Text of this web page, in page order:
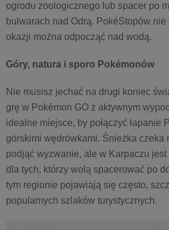
ogrodu zoologicznego lub spacer po
bulwarach nad Odrą. PokéStopów
okazji można odpocząć nad wodą.
Góry, natura i sporo Pokémonów
Nie musisz jechać na drugi koniec
grę w Pokémon GO z aktywnym
idealne miejsce, by połączyć łapanie
górskimi wędrówkami. Śnieżka czeka
podjąć wyzwanie, ale w Karpaczu
dla tych, którzy wolą spacerować po
tym regionie pojawiają się często,
popularnych szlaków turystycznych.